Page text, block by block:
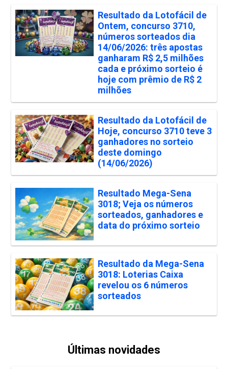
Resultado da Lotofácil de
Ontem, concurso 3710,
números sorteados dia
14/06/2026: três apostas
ganharam R$ 2,5 milhões
cada e próximo sorteio é
hoje com prêmio de R$ 2
milhões
Resultado da Lotofácil de
Hoje, concurso 3710 teve 3
ganhadores no sorteio
deste domingo
(14/06/2026)
Resultado Mega-Sena
3018; Veja os números
sorteados, ganhadores e
data do próximo sorteio
Resultado da Mega-Sena
3018: Loterias Caixa
revelou os 6 números
sorteados
Últimas novidades